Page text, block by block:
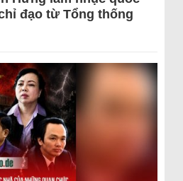
đạo từ Tổng thống